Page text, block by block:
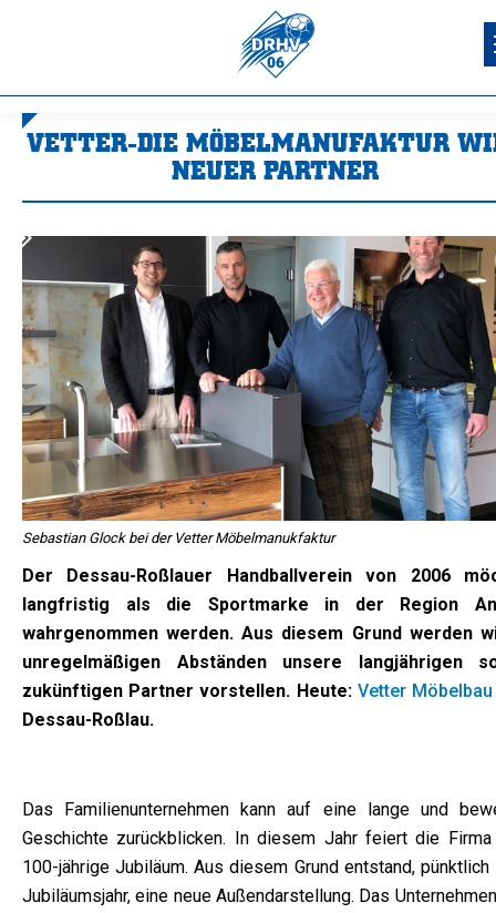
VETTER-DIE MÖBELMANUFAKTUR
NEUER PARTNER
Sebastian Glock bei der Vetter Möbelmanukfaktur
Der Dessau-Roßlauer Handballverein von 2006
langfristig als die Sportmarke in der Region
wahrgenommen werden. Aus diesem Grund werden
unregelmäßigen Abständen unsere langjährigen
zukünftigen Partner vorstellen. Heute: Vetter Möbelbau
Dessau-Roßlau.
Das Familienunternehmen kann auf eine lange und
Geschichte zurückblicken. In diesem Jahr feiert die
100-jährige Jubiläum. Aus diesem Grund entstand, pünktlich
Jubiläumsjahr, eine neue Außendarstellung. Das